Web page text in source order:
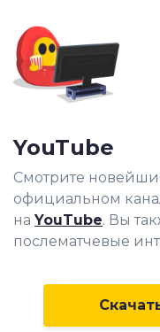
YouTube
Смотрите
официальном
на YouTube. Вы
послематчевые